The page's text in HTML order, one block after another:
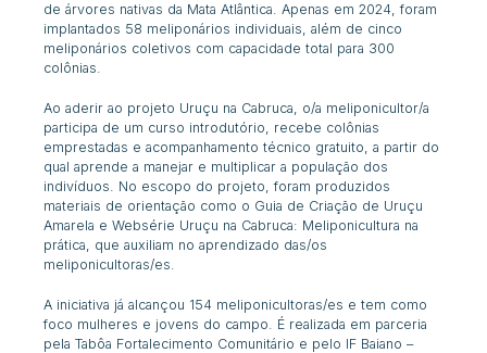
de árvores nativas da Mata Atlântica. Apenas em 2024, foram
implantados 58 meliponários individuais, além de cinco
meliponários coletivos com capacidade total para 300
colônias.
Ao aderir ao projeto Uruçu na Cabruca, o/a meliponicultor/a
participa de um curso introdutório, recebe colônias
emprestadas e acompanhamento técnico gratuito, a partir do
qual aprende a manejar e multiplicar a população dos
indivíduos. No escopo do projeto, foram produzidos
materiais de orientação como o Guia de Criação de Uruçu
Amarela eWebsérie Uruçu na Cabruca: Meliponicultura na
prática , que auxiliam no aprendizado das/os
meliponicultoras/es.
A iniciativa já alcançou 154 meliponicultoras/es e tem como
foco mulheres e jovens do campo. É realizada em parceria
pela Tabôa Fortalecimento Comunitário e pelo IF Baiano –